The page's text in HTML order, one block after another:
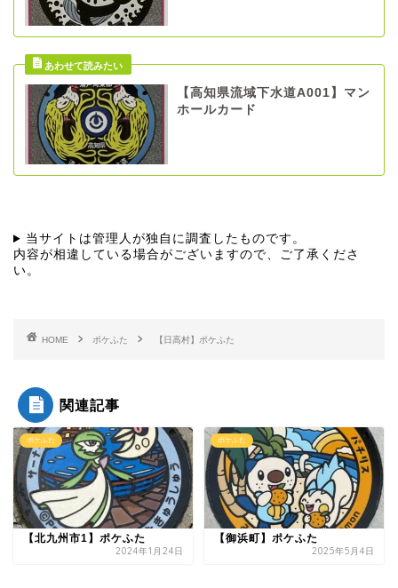
【高知県流域下水道A001】マン
ホールカード
当サイトは管理人が独自に調査したものです。
内容が相違している場合がございますので、ご了承くださ
い。
HOME ポケふた 【日高村】ポケふた
関連記事
ポケふた
【北九州市1】ポケふた
2024年1月24日
ポケふた
【御浜町】ポケふた
2025年5月4日